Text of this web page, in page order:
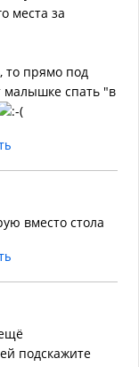
места за
то прямо под
малышке спать "в
вместо стола
подскажите